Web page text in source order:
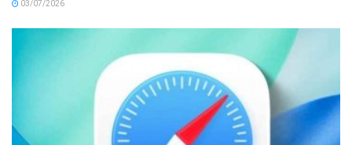
03/07/2026